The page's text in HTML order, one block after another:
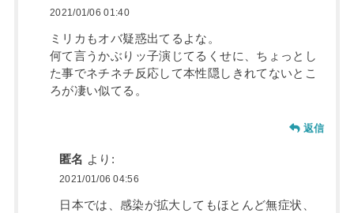
2021/01/06 01:40
ミリカもオバ疑惑出てるよな。
何て言うかぶりッ子演じてるくせに、ちょっとし
た事でネチネチ反応して本性隠しきれてないとこ
ろが凄い似てる。
返信
匿名 より:
2021/01/06 04:56
日本では、感染が拡大してもほとんど無症状、